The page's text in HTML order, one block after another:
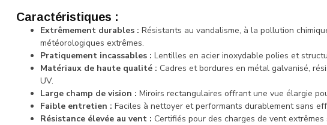
Caractéristiques :
Extrêmement durables : Résistants au vandalisme, à la pollution
météorologiques extrêmes.
Pratiquement incassables : Lentilles en acier inoxydable polies et
Matériaux de haute qualité : Cadres et bordures en métal galvanisé,
UV.
Large champ de vision : Miroirs rectangulaires offrant une vue élargie
Faible entretien : Faciles à nettoyer et performants durablement sans
Résistance élevée au vent : Certifiés pour des charges de vent